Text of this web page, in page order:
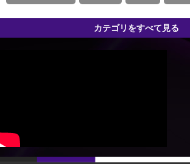
カテゴリをすべて見る